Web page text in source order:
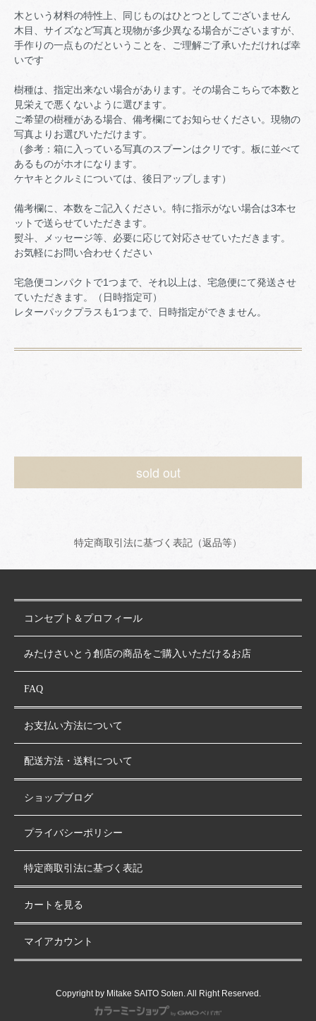
木という材料の特性上、同じものはひとつとしてございません
木目、サイズなど写真と現物が多少異なる場合がございますが、
手作りの一点ものだということを、ご理解ご了承いただければ幸
いです
樹種は、指定出来ない場合があります。その場合こちらで本数と
見栄えで悪くないように選びます。
ご希望の樹種がある場合、備考欄にてお知らせください。現物の
写真よりお選びいただけます。
（参考：箱に入っている写真のスプーンはクリです。板に並べて
あるものがホオになります。
ケヤキとクルミについては、後日アップします）
備考欄に、本数をご記入ください。特に指示がない場合は3本セ
ットで送らせていただきます。
熨斗、メッセージ等、必要に応じて対応させていただきます。
お気軽にお問い合わせください
宅急便コンパクトで1つまで、それ以上は、宅急便にて発送させ
ていただきます。（日時指定可）
レターパックプラスも1つまで、日時指定ができません。
sold out
特定商取引法に基づく表記（返品等）
コンセプト＆プロフィール
みたけさいとう創店の商品をご購入いただけるお店
FAQ
お支払い方法について
配送方法・送料について
ショップブログ
プライバシーポリシー
特定商取引法に基づく表記
カートを見る
マイアカウント
Copyright by Mitake SAITO Soten. All Right Reserved.